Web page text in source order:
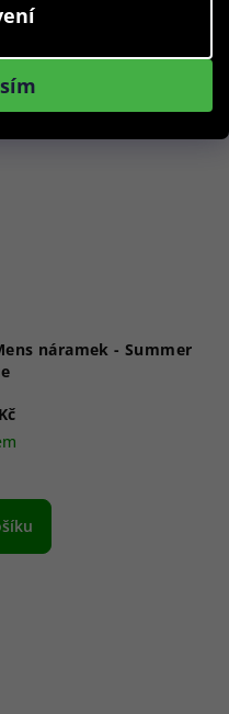
náramek - Summer